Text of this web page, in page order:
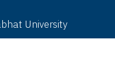
University